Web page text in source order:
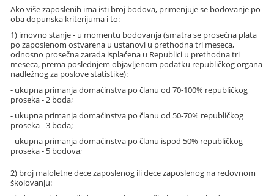
Ako više zaposlenih ima isti broj bodova, primenjuje se bodovanje po
oba dopunska kriterijuma i to:
1) imovno stanje - u momentu bodovanja (smatra se prosečna plata
po zaposlenom ostvarena u ustanovi u prethodna tri meseca,
odnosno prosečna zarada isplaćena u Republici u prethodna tri
meseca, prema poslednjem objavljenom podatku republičkog organa
nadležnog za poslove statistike):
- ukupna primanja domaćinstva po članu od 70-100% republičkog
proseka - 2 boda;
- ukupna primanja domaćinstva po članu od 50-70% republičkog
proseka - 3 boda;
- ukupna primanja domaćinstva po članu ispod 50% republičkog
proseka - 5 bodova;
2) broj maloletne dece zaposlenog ili dece zaposlenog na redovnom
školovanju: